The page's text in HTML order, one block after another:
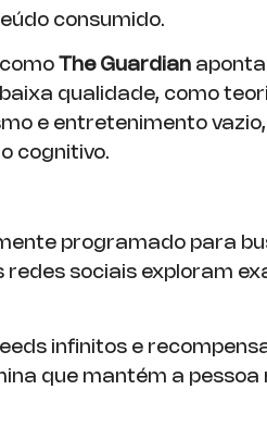
consumido.
The Guardian
qualidade, como
e entretenimento
cognitivo.
programado para
redes sociais exploram
infinitos e
que mantém a pessoa